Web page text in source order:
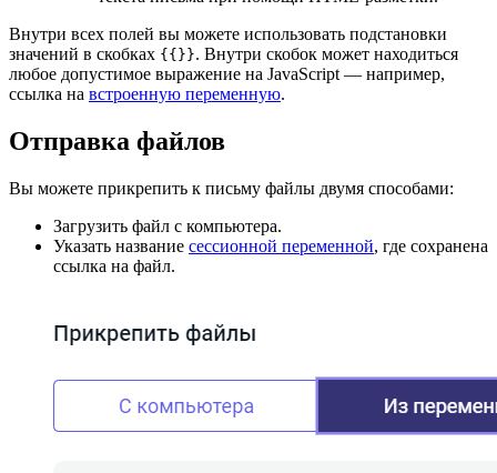
Внутри всех полей вы можете использовать подстановки
значений в скобках {{}}. Внутри скобок может находиться
любое допустимое выражение на JavaScript — например,
ссылка на встроенную переменную.
Отправка файлов
Вы можете прикрепить к письму файлы двумя способами:
Загрузить файл с компьютера.
Указать название сессионной переменной, где сохранена
ссылка на файл.